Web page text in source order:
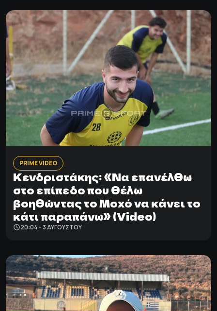
PRIME VIDEO
Κενδριστάκης: «Να επανέλθω
στο επίπεδο που θέλω
βοηθώντας το Μοχό να κάνει το
κάτι παραπάνω» (Video)
20:04 - 3 ΑΥΓΟΎΣΤΟΥ